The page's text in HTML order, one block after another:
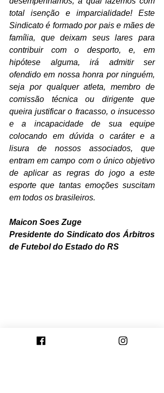
total isenção e imparcialidade! Este
Sindicato é formado por pais e mães de
família, que deixam seus lares para
contribuir com o desporto, e, em
hipótese alguma, irá admitir ser
ofendido em nossa honra por ninguém,
seja por qualquer atleta, membro de
comissão técnica ou dirigente que
queira justificar o fracasso, o insucesso
e a incapacidade de sua equipe
colocando em dúvida o caráter e a
lisura de nossos associados, que
entram em campo com o único objetivo
de aplicar as regras do jogo a este
esporte que tantas emoções suscitam
em todos os brasileiros.
Maicon Soes Zuge
Presidente do Sindicato dos Árbitros
de Futebol do Estado do RS